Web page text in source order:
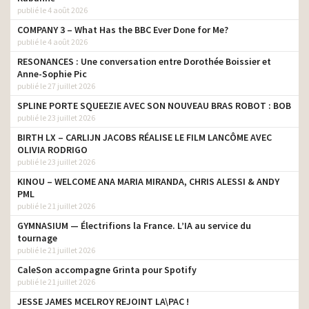
https://vimeo.com/106769454
https://vimeo.com/177038138
publié le 4 août 2026
COMPANY 3 – What Has the BBC Ever Done for Me?
publié le 4 août 2026
RESONANCES : Une conversation entre Dorothée Boissier et
Anne-Sophie Pic
publié le 27 juillet 2026
SPLINE PORTE SQUEEZIE AVEC SON NOUVEAU BRAS ROBOT : BOB
publié le 23 juillet 2026
BIRTH LX – CARLIJN JACOBS RÉALISE LE FILM LANCÔME AVEC
OLIVIA RODRIGO
publié le 23 juillet 2026
KINOU – WELCOME ANA MARIA MIRANDA, CHRIS ALESSI & ANDY
PML
publié le 21 juillet 2026
GYMNASIUM — Électrifions la France. L’IA au service du
tournage
publié le 21 juillet 2026
CaleSon accompagne Grinta pour Spotify
publié le 21 juillet 2026
JESSE JAMES MCELROY REJOINT LA\PAC !